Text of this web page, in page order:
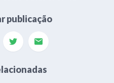
publicação